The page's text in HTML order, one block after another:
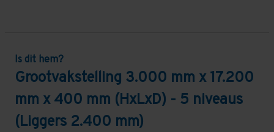
Is dit hem?
Grootvakstelling 3.000 mm x 17.200
mm x 400 mm (HxLxD) - 5 niveaus
(Liggers 2.400 mm)